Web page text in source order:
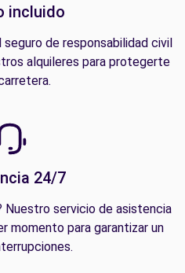
incluido
de responsabilidad civil
alquileres para protegerte
24/7
Nuestro servicio de asistencia
momento para garantizar un